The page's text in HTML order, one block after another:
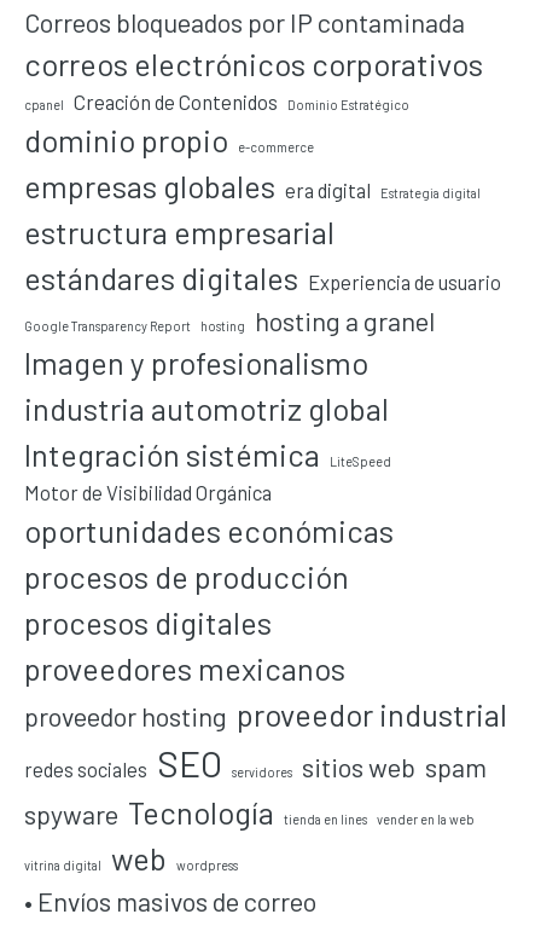
Correos bloqueados por IP contaminada
correos electrónicos corporativos
cpanel Creación de Contenidos Dominio Estratégico
dominio propio e-commerce
empresas globales era digital Estrategia digital
estructura empresarial
estándares digitales Experiencia de usuario
Google Transparency Report hosting hosting a granel
Imagen y profesionalismo
industria automotriz global
Integración sistémica
LiteSpeed
Motor de Visibilidad Orgánica
oportunidades económicas
procesos de producción
procesos digitales
proveedores mexicanos
proveedor hosting proveedor industrial
redes sociales SEO servidores sitios web spam
spyware Tecnología tienda en lines vender en la web
vitrina digital web wordpress
• Envíos masivos de correo